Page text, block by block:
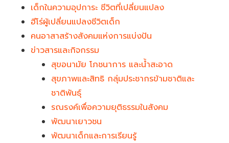
เด็กในความอุปการะ ชีวิตที่เปลี่ยนแปลง
ฮีโร่ผู้เปลี่ยนแปลงชีวิตเด็ก
คนอาสาสร้างสังคมแห่งการแบ่งปัน
ข่าวสารและกิจกรรม
สุขอนามัย โภชนาการ และน้ำสะอาด
สุขภาพและสิทธิ กลุ่มประชากรข้ามชาติและ
ชาติพันธุ์
รณรงค์เพื่อความยุติธรรมในสังคม
พัฒนาเยาวชน
พัฒนาเด็กและการเรียนรู้